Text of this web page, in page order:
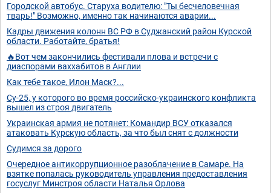
Городской автобус. Старуха водителю: "Ты бесчеловечная
тварь!" Возможно, именно так начинаются аварии...
Кадры движения колонн ВС РФ в Суджанский район Курской
области. Работайте, братья!
🔥Вот чем закончились фестивали плова и встречи с
диаспорами ваххабитов в Англии
Как тебе такое, Илон Маск?...
Су-25, у которого во время российско-украинского конфликта
вышел из строя двигатель
Украинская армия не потянет: Командир ВСУ отказался
атаковать Курскую область, за что был снят с должности
Судимся за дорого
Очередное антикоррупционное разоблачение в Самаре. На
взятке попалась руководитель управления предоставления
госуслуг Минстроя области Наталья Орлова